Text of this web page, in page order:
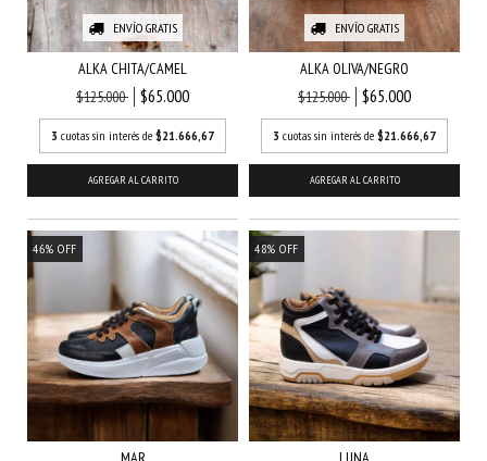
ENVÍO GRATIS
ALKA CHITA/CAMEL
$125.000
$65.000
3 cuotas sin interés de $21.666,67
AGREGAR AL CARRITO
ENVÍO GRATIS
ALKA OLIVA/NEGRO
$125.000
$65.000
3 cuotas sin interés de $21.666,67
AGREGAR AL CARRITO
46% OFF 48% OFF